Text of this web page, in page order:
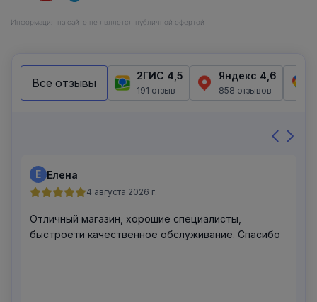
Информация на сайте не является публичной офертой